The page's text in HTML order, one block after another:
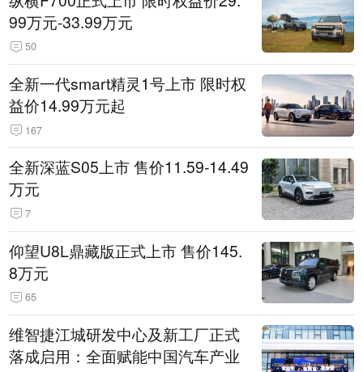
99万元-33.99万元
50
全新一代smart精灵1号上市 限时权
益价14.99万元起
167
全新深蓝S05上市 售价11.59-14.49
万元
7
仰望U8L鼎藏版正式上市 售价145.
8万元
65
维智捷江城研发中心及新工厂正式
落成启用：全面赋能中国汽车产业